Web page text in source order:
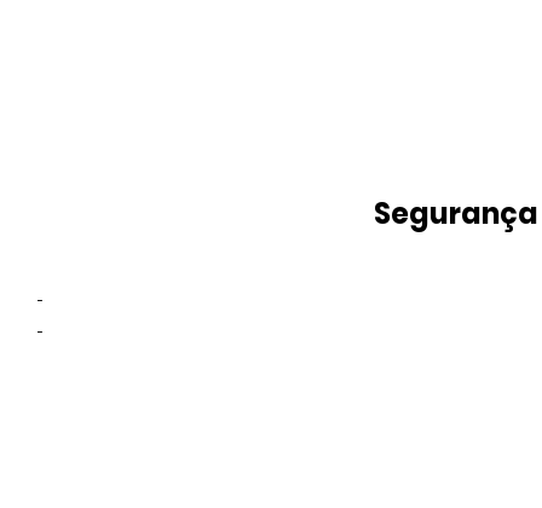
Segurança
-
-